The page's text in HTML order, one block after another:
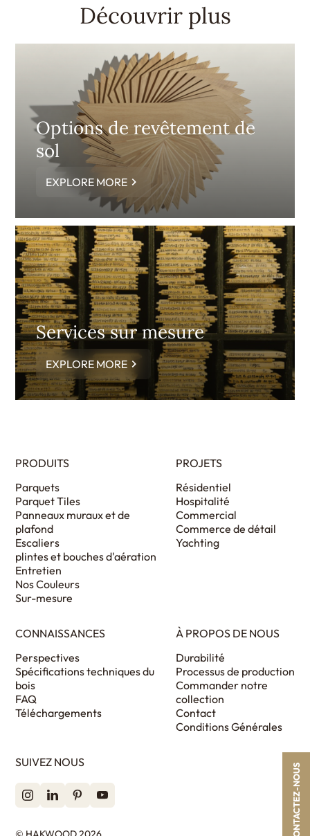
Découvrir plus
Options de revêtement de
sol
EXPLORE MORE
Services sur mesure
EXPLORE MORE
PRODUITS
Parquets
Parquet Tiles
Panneaux muraux et de
plafond
Escaliers
plintes et bouches d'aération
Entretien
Nos Couleurs
Sur-mesure
PROJETS
Résidentiel
Hospitalité
Commercial
Commerce de détail
Yachting
CONNAISSANCES
Perspectives
Spécifications techniques du
bois
FAQ
Téléchargements
À PROPOS DE NOUS
Durabilité
Processus de production
Commander notre
collection
Contact
Conditions Générales
SUIVEZ NOUS
CONTACTEZ-NOUS